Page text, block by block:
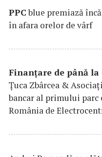
PPCblue premiază
în afara orelor de vârf
Finanțare de până la
Țuca Zbârcea &
bancar al primului
România de